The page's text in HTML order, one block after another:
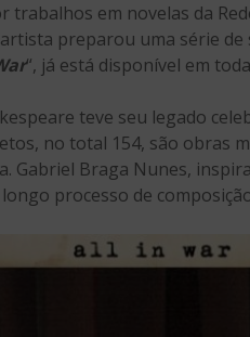
trabalhos em novelas da
preparou uma série de
“, já está disponível em
teve seu legado
no total 154, são obras
Gabriel Braga Nunes,
processo de